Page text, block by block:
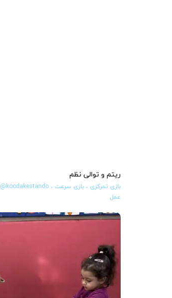
ریتم و توالی نظم
@koodakestando، بازی تمرکزی ،بازی سرعت
عمل